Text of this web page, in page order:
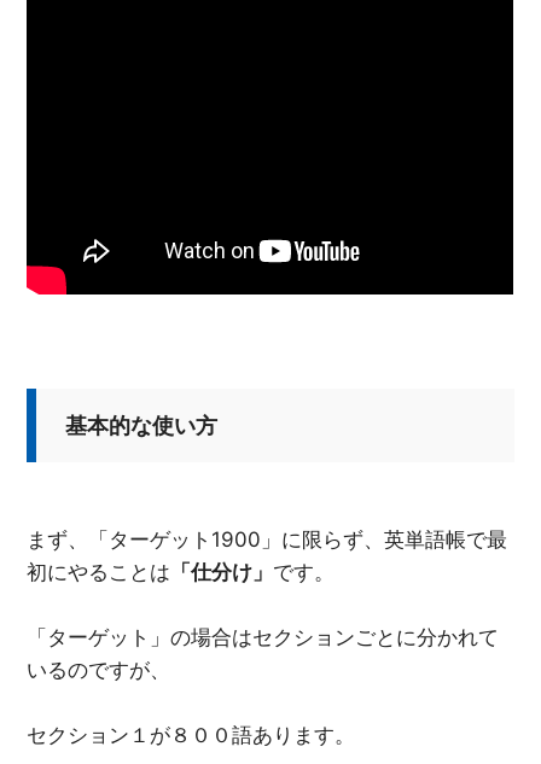
基本的な使い方
まず、「ターゲット1900」に限らず、英単語帳で最
初にやることは 「仕分け」 です。
「ターゲット」の場合はセクションごとに分かれて
いるのですが、
セクション１が８００語あります。